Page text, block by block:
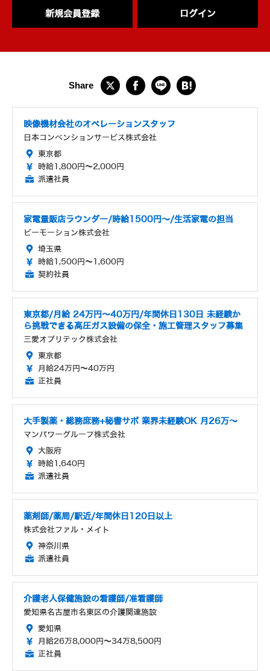
新規会員登録 ログイン
映像機材会社のオペレーションスタッフ
日本コンベンションサービス株式会社
東京都
時給1,800円～2,000円
派遣社員
家電量販店ラウンダー/時給1500円～/生活家電の担当
ビーモーション株式会社
埼玉県
時給1,500円～1,600円
契約社員
東京都/月給 24万円〜40万円/年間休日130日 未経験か
ら挑戦できる高圧ガス設備の保全・施工管理スタッフ募集
三愛オブリテック株式会社
東京都
月給24万円～40万円
正社員
大手製薬・総務庶務+秘書サポ 業界未経験OK 月26万～
マンパワーグループ株式会社
大阪府
時給1,640円
派遣社員
薬剤師/薬局/駅近/年間休日120日以上
株式会社ファル・メイト
神奈川県
派遣社員
介護老人保健施設の看護師/准看護師
愛知県名古屋市名東区の介護関連施設
愛知県
月給26万8,000円～34万8,500円
正社員